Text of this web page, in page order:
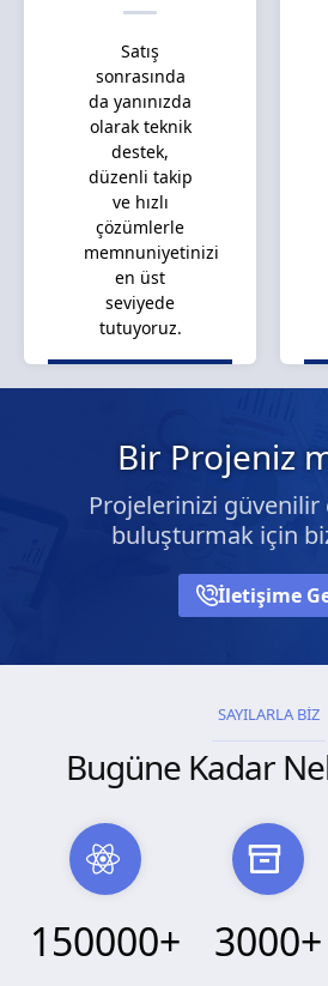
Satış
sonrasında
da yanınızda
olarak teknik
destek,
düzenli takip
ve hızlı
çözümlerle
memnuniyetinizi
en üst
seviyede
tutuyoruz.
Bir Projeniz
Projelerinizi
buluşturmak için
İletişime
SAYILARLA BİZ
Bugüne Kadar
150000+ 3000+